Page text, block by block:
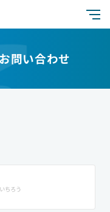
問い合わせ